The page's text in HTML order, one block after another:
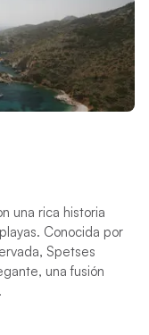
una rica historia
Conocida por
Spetses
una fusión